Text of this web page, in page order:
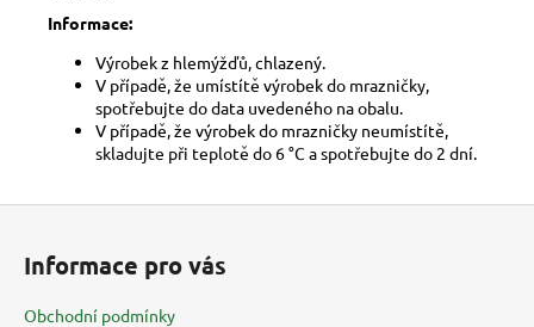
Informace:
Výrobek z hlemýžďů, chlazený.
V případě, že umístítě výrobek do mrazničky,
spotřebujte do data uvedeného na obalu.
V případě, že výrobek do mrazničky neumístítě,
skladujte při teplotě do 6 °C a spotřebujte do 2 dní.
Informace pro vás
Obchodní podmínky